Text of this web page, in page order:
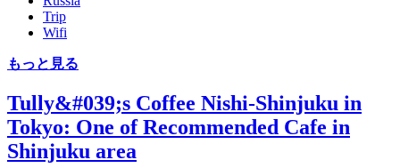
Trip
Wifi
もっと見る
Tully&#039;s Coffee Nishi-Shinjuku in
Tokyo: One of Recommended Cafe in
Shinjuku area